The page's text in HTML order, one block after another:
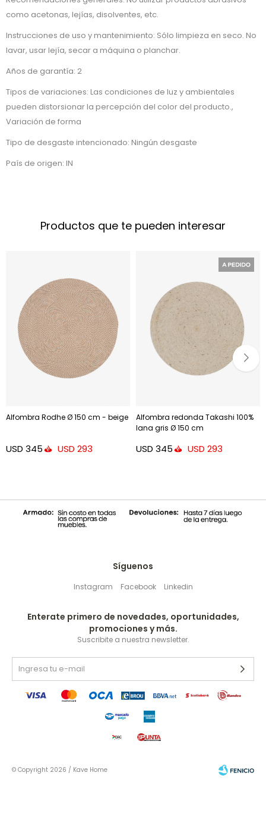
como acetonas, lejías, disolventes, etc.
Instrucciones de uso y mantenimiento: Sólo limpieza en seco. No
lavar, usar lejía, secar a máquina o planchar.
Años de garantía: 2
Tipos de variaciones: Las condiciones de luz y ambientales
pueden distorsionar la percepción del color del producto.,
Variación de forma
Tipo de desgaste intencionado: Ningún desgaste
País de origen: IN
Productos que te pueden interesar
Alfombra Rodhe Ø 150 cm - beige
USD 345 USD 293
Alfombra redonda Takashi 100%
lana gris Ø 150 cm
USD 345 USD 293
Síguenos
Instagram Facebook Linkedin
Enterate primero de novedades, oportunidades,
promociones y más.
Suscribite a nuestra newsletter.
© Copyright 2026 / Kave Home